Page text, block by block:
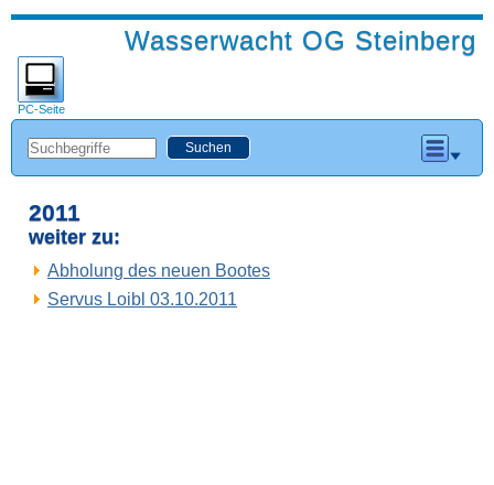
Wasserwacht OG Steinberg
PC-Seite
2011
weiter zu:
Abholung des neuen Bootes
Servus Loibl 03.10.2011